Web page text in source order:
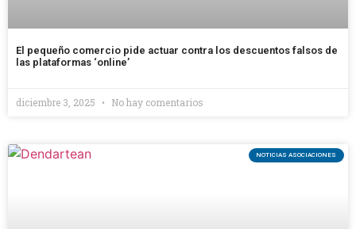
El pequeño comercio pide actuar contra los descuentos falsos de
las plataformas ‘online’
diciembre 3, 2025 No hay comentarios
NOTICIAS ASOCIACIONES